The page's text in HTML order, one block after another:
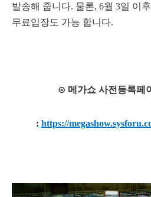
발송해 줍니다. 물론, 6월 3일 이
무료입장도 가능 합니다.
⊙ 메가쇼 사전등록페
: https://